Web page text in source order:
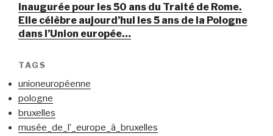
inaugurée pour les 50 ans du Traité de Rome.
Elle célèbre aujourd’hui les 5 ans de la Pologne
dans l’Union europée…
TAGS
unioneuropéenne
pologne
bruxelles
musée_de_l’_europe_à_bruxelles